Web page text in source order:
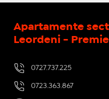
Apartamente
Leordeni -
0727.737.225
0723.363.867